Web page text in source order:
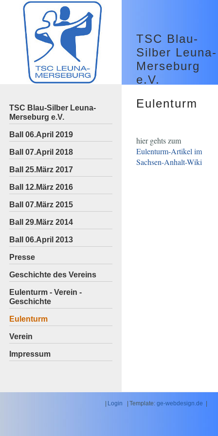
TSC Blau-Silber Leuna-
Merseburg e.V.
Ball 06.April 2019
Ball 07.April 2018
Ball 25.März 2017
Ball 12.März 2016
Ball 07.März 2015
Ball 29.März 2014
Ball 06.April 2013
Presse
Geschichte des Vereins
Eulenturm - Verein -
Geschichte
Eulenturm
Verein
Impressum
TSC Blau-
Silber Leuna-
Merseburg
e.V.
Eulenturm
hier gehts zum
Eulenturm-Artikel im
Sachsen-Anhalt-Wiki
Login Template: ge-webdesign.de